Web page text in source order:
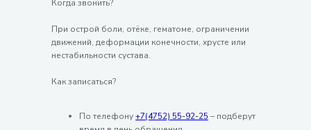
Когда звонить?
При острой боли, отёке, гематоме, ограничении
движений, деформации конечности, хрусте или
нестабильности сустава.
Как записаться?
По телефону+7(4752) 55-92-25 – подберут